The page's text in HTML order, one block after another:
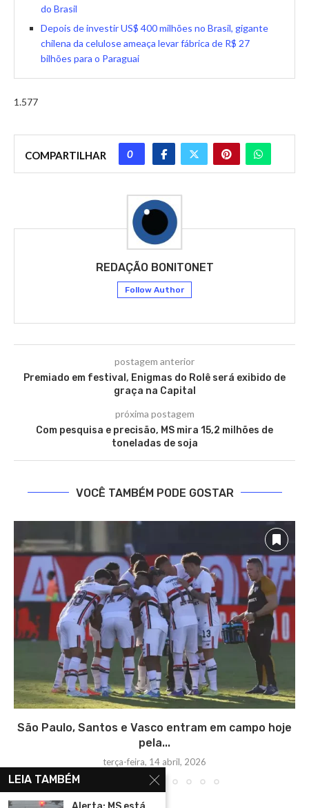
do Brasil
Depois de investir US$ 400 milhões no Brasil, gigante
chilena da celulose ameaça levar fábrica de R$ 27
bilhões para o Paraguai
1.577
COMPARTILHAR 0
REDAÇÃO BONITONET
Follow Author
postagem anterior
Premiado em festival, Enigmas do Rolê será exibido de
graça na Capital
próxima postagem
Com pesquisa e precisão, MS mira 15,2 milhões de
toneladas de soja
VOCÊ TAMBÉM PODE GOSTAR
São Paulo, Santos e Vasco entram em campo hoje
pela...
terça-feira, 14 abril, 2026
LEIA TAMBÉM